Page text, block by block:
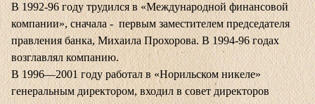
В 1992-96 году трудился в «Международной финансовой
компании», сначала - первым заместителем председателя
правления банка, Михаила Прохорова. В 1994-96 годах
возглавлял компанию.
В 1996—2001 году работал в «Норильском никеле»
генеральным директором, входил в совет директоров